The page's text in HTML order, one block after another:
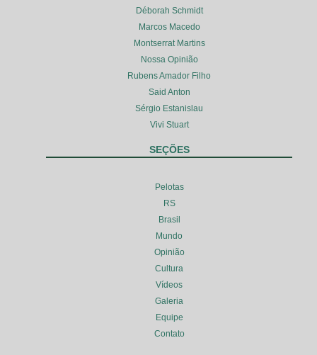
Déborah Schmidt
Marcos Macedo
Montserrat Martins
Nossa Opinião
Rubens Amador Filho
Said Anton
Sérgio Estanislau
Vivi Stuart
SEÇÕES
Pelotas
RS
Brasil
Mundo
Opinião
Cultura
Vídeos
Galeria
Equipe
Contato